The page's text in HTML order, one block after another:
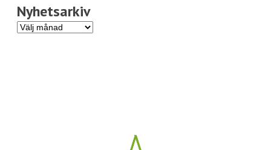
Nyhetsarkiv
Nyhetsarkiv